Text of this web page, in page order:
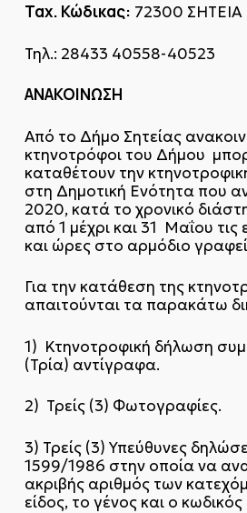
Ταχ. Κώδικας: 72300 ΣΗΤΕΙΑ
Τηλ.: 28433 40558-40523
ΑΝΑΚΟΙΝΩΣΗ
Από το Δήμο Σητείας
κτηνοτρόφοι του Δήμου
καταθέτουν την
στη Δημοτική Ενότητα που
2020, κατά το χρονικό
από 1 μέχρι και 31 Μαΐου τις
και ώρες στο αρμόδιο
Για την κατάθεση της
απαιτούνται τα παρακάτω
1) Κτηνοτροφική δήλωση
(Τρία) αντίγραφα.
2) Τρείς (3) Φωτογραφίες.
3) Τρείς (3) Υπεύθυνες
1599/1986 στην οποία να
ακριβής αριθμός των
είδος, το γένος και ο